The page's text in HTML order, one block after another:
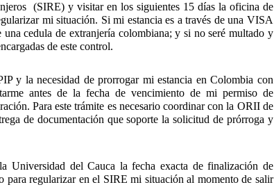
(SIRE) y visitar en los siguientes 15 días la oficina de
mi situación. Si mi estancia es a través de una VISA
cedula de extranjería colombiana; y si no seré multado y
de este control.
y la necesidad de prorrogar mi estancia en Colombia con
antes de la fecha de vencimiento de mi permiso de
Para este trámite es necesario coordinar con la ORII de
de documentación que soporte la solicitud de prórroga y
Universidad del Cauca la fecha exacta de finalización de
para regularizar en el SIRE mi situación al momento de salir